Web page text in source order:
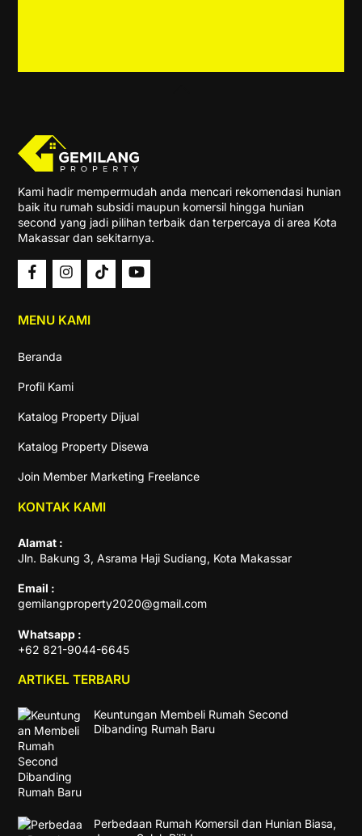
Kami hadir mempermudah anda mencari rekomendasi hunian
baik itu rumah subsidi maupun komersil hingga hunian
second yang jadi pilihan terbaik dan terpercaya di area Kota
Makassar dan sekitarnya.
MENU KAMI
Beranda
Profil Kami
Katalog Property Dijual
Katalog Property Disewa
Join Member Marketing Freelance
KONTAK KAMI
Alamat :
Jln. Bakung 3, Asrama Haji Sudiang, Kota Makassar
Email :
gemilangproperty2020@gmail.com
Whatsapp :
+62 821-9044-6645
ARTIKEL TERBARU
Keuntungan Membeli Rumah Second
Dibanding Rumah Baru
Perbedaan Rumah Komersil dan Hunian Biasa,